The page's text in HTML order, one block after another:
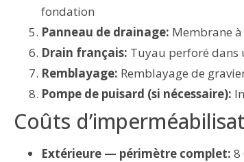
fondation
Panneau de drainage: Membrane
Drain français: Tuyau perforé dans
Remblayage: Remblayage de
Pompe de puisard (si nécessaire):
Coûts
Extérieure — périmètre complet: 8